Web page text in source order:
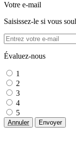
Votre e-mail
Saisissez-le si vous
Évaluez-nous
1
2
3
4
5
Annuler Envoyer